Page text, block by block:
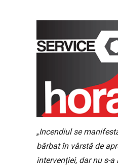
„Incendiul se
bărbat în vârstă de
intervenției, dar nu s-